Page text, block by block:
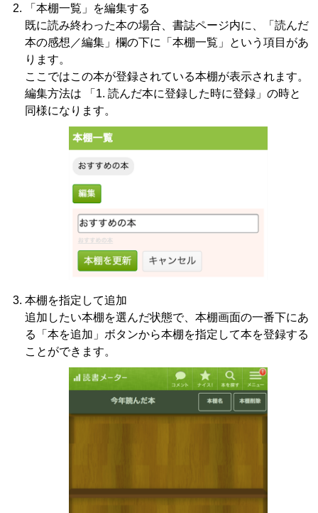
「本棚一覧」を編集する
既に読み終わった本の場合、書誌ページ内に、「読んだ
本の感想／編集」欄の下に「本棚一覧」という項目があ
ります。
ここではこの本が登録されている本棚が表示されます。
編集方法は 「1. 読んだ本に登録した時に登録」の時と
同様になります。
本棚を指定して追加
追加したい本棚を選んだ状態で、本棚画面の一番下にあ
る「本を追加」ボタンから本棚を指定して本を登録する
ことができます。